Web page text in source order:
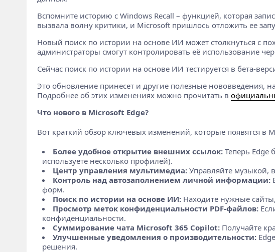
Вспомните историю с Windows Recall – функцией, которая
вызвала волну критики, и Microsoft пришлось отложить ее
Новый поиск по истории на основе ИИ может столкнуться с
администраторы смогут контролировать её использование
Сейчас поиск по истории на основе ИИ тестируется в бета-
Это обновление принесет и другие полезные нововведения,
Подробнее об этих изменениях можно прочитать в
Что нового в Microsoft Edge?
Вот краткий обзор ключевых изменений, которые появятся в
Более удобное открытие внешних ссылок:Теперь Edge
используете несколько профилей).
Центр управления мультимедиа:Управляйте музыкой,
Контроль над автозаполнением личной информации:
форм.
Поиск по истории на основе ИИ:Находите нужные
Просмотр меток конфиденциальности PDF-файлов:
конфиденциальности.
Суммирование чата Microsoft 365 Copilot:Получайте
Улучшенные уведомления о производительности:
решения.